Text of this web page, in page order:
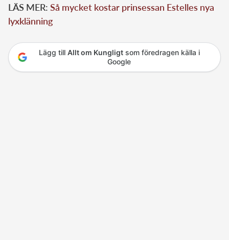
LÄS MER: Så mycket kostar prinsessan Estelles nya
lyxklänning
Lägg till Allt om Kungligtsom föredragen källa i
Google